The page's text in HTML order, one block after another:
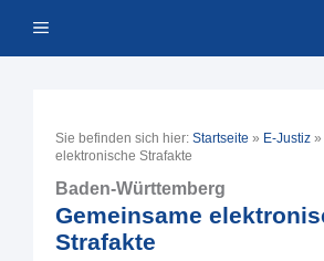
Inhalt Menü
Sie befinden sich hier: Startseite » E-Justiz »
elektronische Strafakte
Baden-Württemberg
Gemeinsame
Strafakte